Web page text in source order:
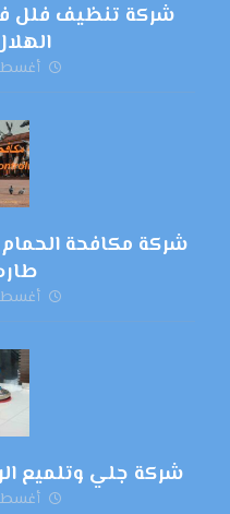
أغسطس
أغسطس
شركة جلي وتلميع الرخام
أغسطس